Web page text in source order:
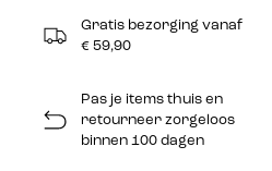
Gratis bezorging vanaf
€ 59,90
Pas je items thuis en
retourneer zorgeloos
binnen 100 dagen